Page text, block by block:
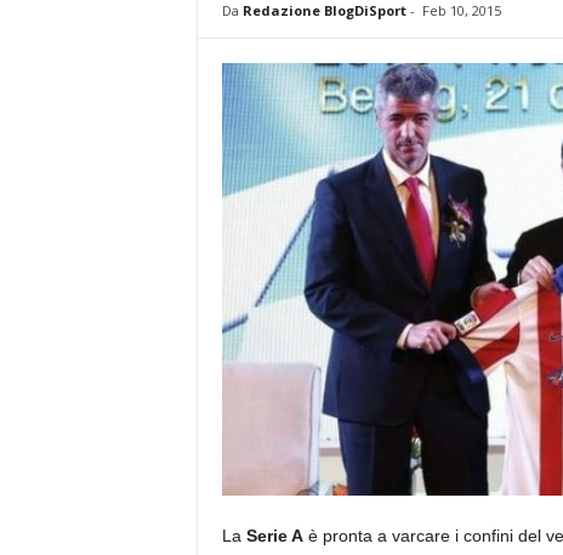
Da Redazione BlogDiSport- Feb 10, 2015
La Serie Aè pronta a varcare i confini del